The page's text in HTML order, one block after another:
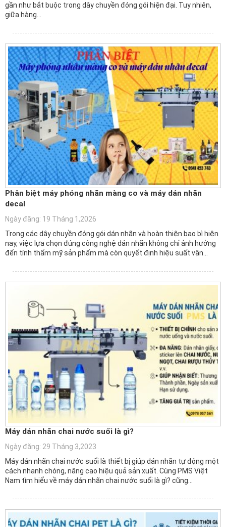
gần như bắt buộc trong dây chuyền đóng gói hiện đại. Tuy nhiên,
giữa hàng…
Phân biệt máy phóng nhãn màng co và máy dán nhãn
decal
Ngày đăng: 19 Tháng 1,2026
Trong các dây chuyền đóng gói dán nhãn và hoàn thiện bao bì hiện
nay, việc lựa chọn đúng công nghệ dán nhãn không chỉ ảnh hưởng
đến tính thẩm mỹ sản phẩm mà còn quyết định hiệu suất vận…
Máy dán nhãn chai nước suối là gì?
Ngày đăng: 29 Tháng 3,2023
Máy dán nhãn chai nước suối là thiết bị giúp dán nhãn tự động một
cách nhanh chóng, nâng cao hiệu quả sản xuất. Cùng PMS Việt
Nam tìm hiểu về máy dán nhãn chai nước suối là gì? cũng…